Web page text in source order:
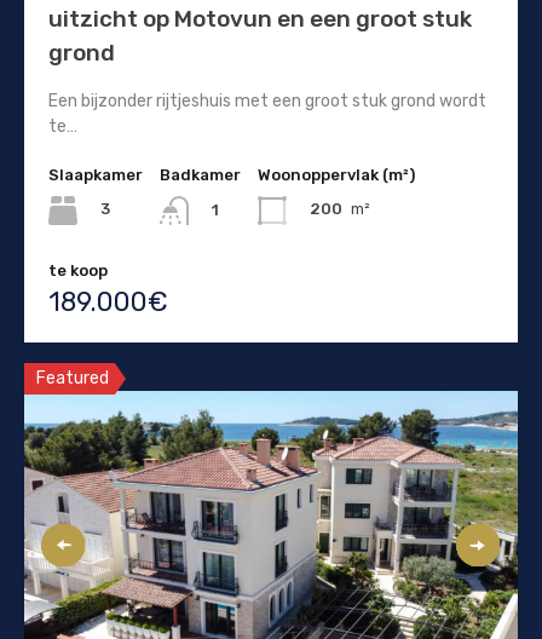
uitzicht op Motovun en een groot stuk
grond
Een bijzonder rijtjeshuis met een groot stuk grond wordt
te…
Slaapkamer
3
Badkamer
1
Woonoppervlak (m²)
200 m²
te koop
189.000€
Featured